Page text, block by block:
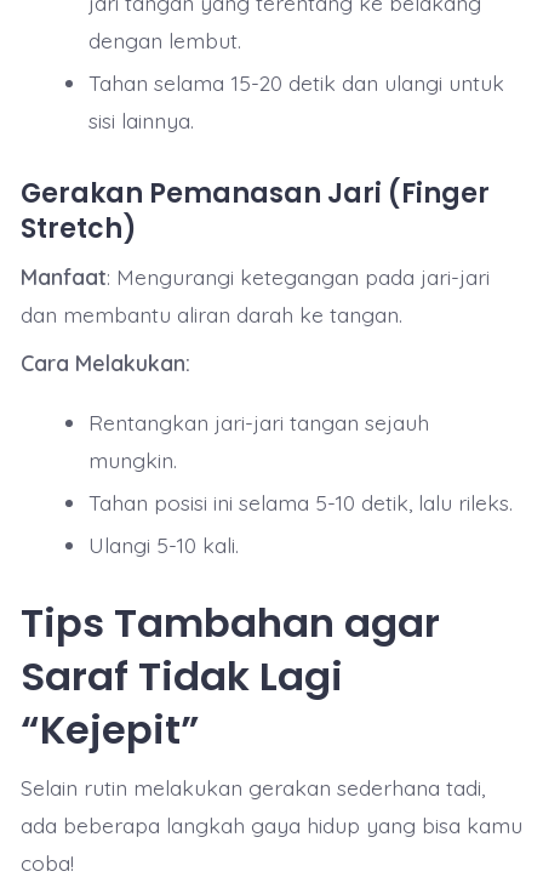
dengan lembut.
Tahan selama 15-20 detik dan ulangi untuk
sisi lainnya.
Gerakan Pemanasan Jari (Finger
Stretch)
Manfaat: Mengurangi ketegangan pada jari-jari
dan membantu aliran darah ke tangan.
Cara Melakukan:
Rentangkan jari-jari tangan sejauh
mungkin.
Tahan posisi ini selama 5-10 detik, lalu rileks.
Ulangi 5-10 kali.
Tips Tambahan agar
Saraf Tidak Lagi
“Kejepit”
Selain rutin melakukan gerakan sederhana tadi,
ada beberapa langkah gaya hidup yang bisa kamu
coba!